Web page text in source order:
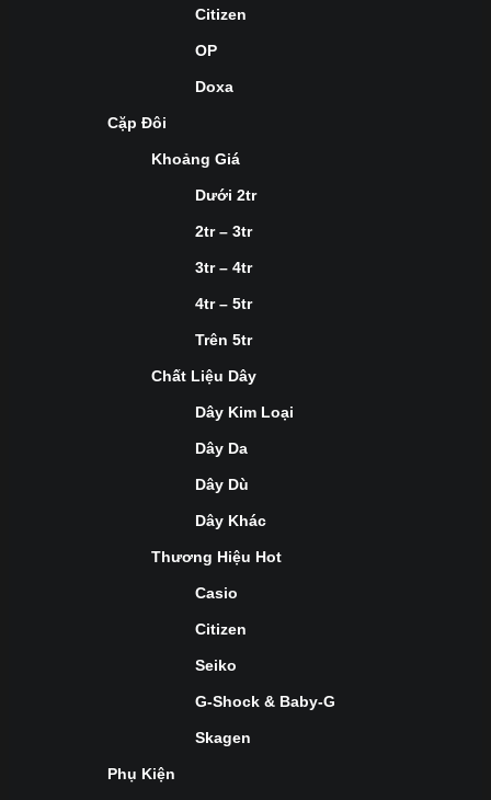
Citizen
OP
Doxa
Cặp Đôi
Khoảng Giá
Dưới 2tr
2tr – 3tr
3tr – 4tr
4tr – 5tr
Trên 5tr
Chất Liệu Dây
Dây Kim Loại
Dây Da
Dây Dù
Dây Khác
Thương Hiệu Hot
Casio
Citizen
Seiko
G-Shock & Baby-G
Skagen
Phụ Kiện